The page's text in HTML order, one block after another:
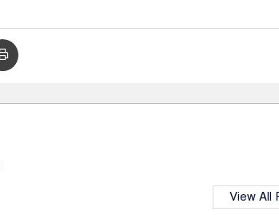
View All